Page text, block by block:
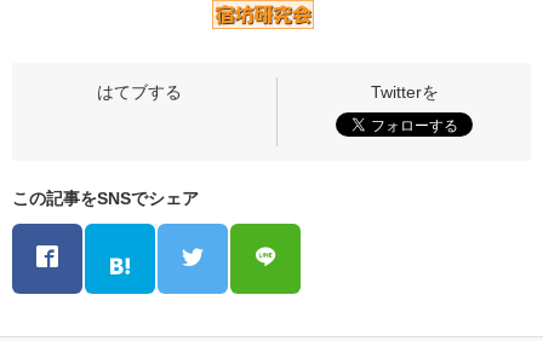
この記事をSNSでシェア